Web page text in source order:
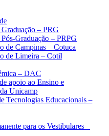
– PRG
Graduação – PRPG
de Campinas – Cotuca
de Limeira – Cotil
– DAC
apoio ao Ensino e
Unicamp
Tecnologias Educacionais –
para os Vestibulares –